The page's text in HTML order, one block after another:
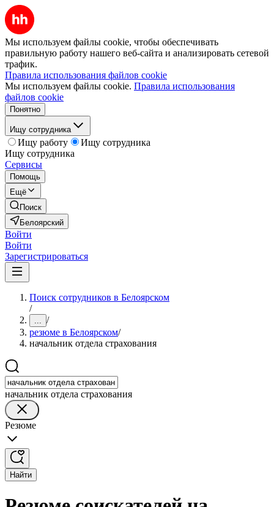
Мы используем файлы cookie, чтобы обеспечивать
правильную работу нашего веб-сайта и анализировать сетевой
трафик.
Правила использования файлов cookie
Мы используем файлы cookie. Правила использования
файлов cookie
Понятно
Ищу сотрудника
Ищу работу
Ищу сотрудника
Ищу сотрудника
Сервисы
Помощь
Ещё
Поиск
Белоярский
Войти
Войти
Зарегистрироваться
Поиск сотрудников в Белоярском
/
... /
резюме в Белоярском/
начальник отдела страхования
начальник отдела страхования
Резюме
Найти